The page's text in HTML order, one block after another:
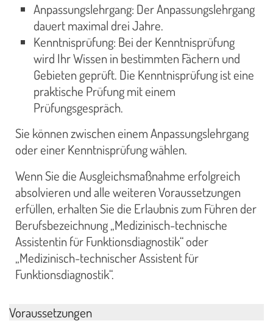
Anpassungslehrgang: Der Anpassungslehrgang
dauert maximal drei Jahre.
Kenntnisprüfung: Bei der Kenntnisprüfung
wird Ihr Wissen in bestimmten Fächern und
Gebieten geprüft. Die Kenntnisprüfung ist eine
praktische Prüfung mit einem
Prüfungsgespräch.
Sie können zwischen einem Anpassungslehrgang
oder einer Kenntnisprüfung wählen.
Wenn Sie die Ausgleichsmaßnahme erfolgreich
absolvieren und alle weiteren Voraussetzungen
erfüllen, erhalten Sie die Erlaubnis zum Führen der
Berufsbezeichnung „Medizinisch-technische
Assistentin für Funktionsdiagnostik“ oder
„Medizinisch-technischer Assistent für
Funktionsdiagnostik“.
Voraussetzungen